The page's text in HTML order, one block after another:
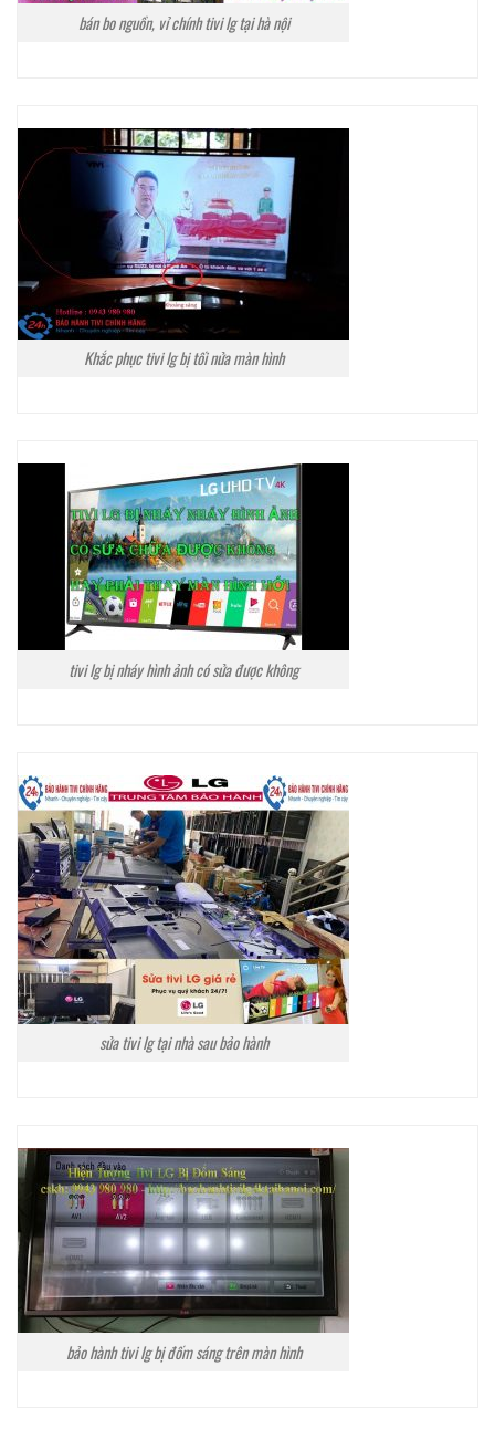
bán bo nguồn, vỉ chính tivi lg tại hà nội
Khắc phục tivi lg bị tối nửa màn hình
tivi lg bị nháy hình ảnh có sửa được không
sửa tivi lg tại nhà sau bảo hành
bảo hành tivi lg bị đốm sáng trên màn hình